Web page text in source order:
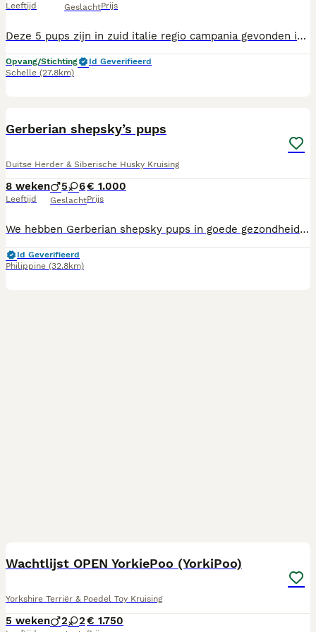
Leeftijd GeslachtPrijs
Deze 5 pups zijn in zuid italie regio campania gevonden in een zak onder ewn brug Een vrijwilliger daar van ons heeft ze in veiligheid gebracht Ze zijn sociaal lief en speels We zoeken voor hun baasjes die van hun kunnen houden en een forevermand kunnen aanbieden Ze zouden kunnen afreizen in september In augustus heeft heel italie verlof en rijden er geen transport Voor info of intresse langs whats app 0032495210111 Italiandogsresceu.be
Opvang/Stichting
Id Geverifieerd
Schelle (27.8km)
Gerberian shepsky’s pups
Duitse Herder & Siberische Husky Kruising
8 weken
Leeftijd
5 6
Geslacht
€ 1.000
Prijs
We hebben Gerberian shepsky pups in goede gezondheid. Onze Duitse herder is een oud Duitse herder (rechte rug , lang haar) heeft een nestje van 11 pups gekregen . Vader is onze Siberische husky . Beide ouders zijn aanwezig, jong, heel lief , gesocialiseerd, kunnen goed met kinderen omgaan en in goede gezondheid. We zoeken een goede thuis voor onze 11 pups, een tuin is een must . Later volgen meer foto’s als de pups groter zijn.
Id Geverifieerd
Philippine (32.8km)
Wachtlijst OPEN YorkiePoo (YorkiPoo)
Yorkshire Terriër & Poedel Toy Kruising
5 weken 2 2€ 1.750